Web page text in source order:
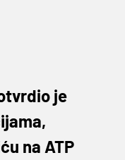
je
na ATP